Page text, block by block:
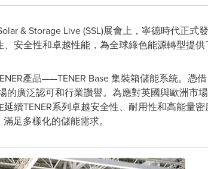
& Storage Live (SSL)展會上，寧德時代正式
安全性和卓越性能，為全球綠色能源轉型提供
產品——TENER Base 集裝箱儲能系統。憑
的廣泛認可和行業讚譽。為應對英國與歐洲市
續TENER系列卓越安全性、耐用性和高能量
足多樣化的儲能需求。